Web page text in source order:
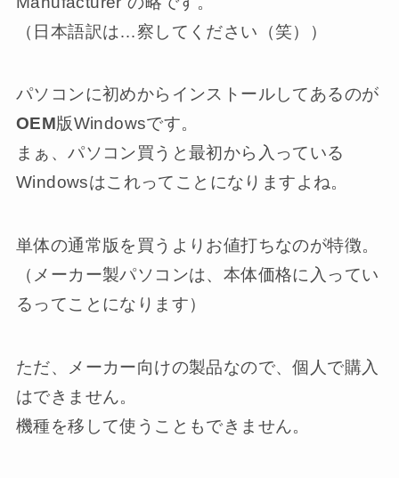
（日本語訳は…察してください（笑））
パソコンに初めからインストールしてあるのが
OEM版Windowsです。
まぁ、パソコン買うと最初から入っている
Windowsはこれってことになりますよね。
単体の通常版を買うよりお値打ちなのが特徴。
（メーカー製パソコンは、本体価格に入ってい
るってことになります）
ただ、メーカー向けの製品なので、個人で購入
はできません。
機種を移して使うこともできません。